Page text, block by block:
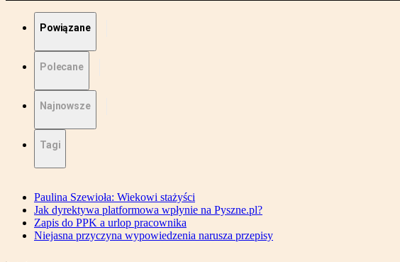
Powiązane
Polecane
Najnowsze
Tagi
Paulina Szewioła: Wiekowi stażyści
Jak dyrektywa platformowa wpłynie na Pyszne.pl?
Zapis do PPK a urlop pracownika
Niejasna przyczyna wypowiedzenia narusza przepisy